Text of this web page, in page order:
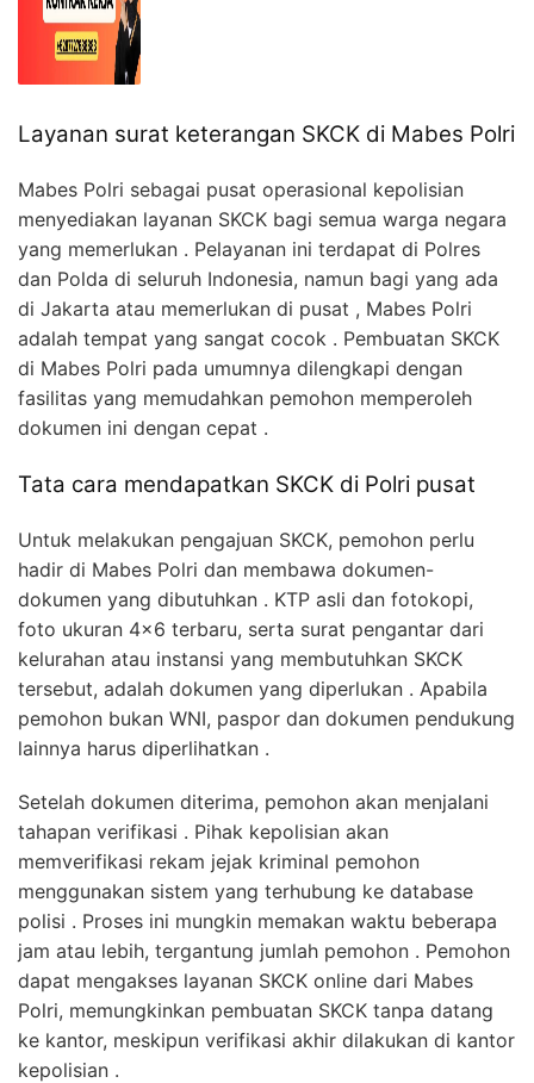
Layanan surat keterangan SKCK di Mabes Polri
Mabes Polri sebagai pusat operasional kepolisian
menyediakan layanan SKCK bagi semua warga negara
yang memerlukan . Pelayanan ini terdapat di Polres
dan Polda di seluruh Indonesia, namun bagi yang ada
di Jakarta atau memerlukan di pusat , Mabes Polri
adalah tempat yang sangat cocok . Pembuatan SKCK
di Mabes Polri pada umumnya dilengkapi dengan
fasilitas yang memudahkan pemohon memperoleh
dokumen ini dengan cepat .
Tata cara mendapatkan SKCK di Polri pusat
Untuk melakukan pengajuan SKCK, pemohon perlu
hadir di Mabes Polri dan membawa dokumen-
dokumen yang dibutuhkan . KTP asli dan fotokopi,
foto ukuran 4×6 terbaru, serta surat pengantar dari
kelurahan atau instansi yang membutuhkan SKCK
tersebut, adalah dokumen yang diperlukan . Apabila
pemohon bukan WNI, paspor dan dokumen pendukung
lainnya harus diperlihatkan .
Setelah dokumen diterima, pemohon akan menjalani
tahapan verifikasi . Pihak kepolisian akan
memverifikasi rekam jejak kriminal pemohon
menggunakan sistem yang terhubung ke database
polisi . Proses ini mungkin memakan waktu beberapa
jam atau lebih, tergantung jumlah pemohon . Pemohon
dapat mengakses layanan SKCK online dari Mabes
Polri, memungkinkan pembuatan SKCK tanpa datang
ke kantor, meskipun verifikasi akhir dilakukan di kantor
kepolisian .